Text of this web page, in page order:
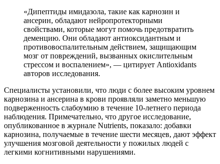
«Дипептиды имидазола, такие как карнозин и
ансерин, обладают нейропротекторными
свойствами, которые могут помочь предотвратить
деменцию. Они обладают антиоксидантным и
противовоспалительным действием, защищающим
мозг от повреждений, вызванных окислительным
стрессом и воспалением», — цитирует Antioxidants
авторов исследования.
Специалисты установили, что люди с более высоким уровнем
карнозина и ансерина в крови проявляли заметно меньшую
подверженность слабоумию в течение 10-летнего периода
наблюдения. Примечательно, что другое исследование,
опубликованное в журнале Nutrients, показало: добавки
карнозина, получаемые в течение шести месяцев, дают эффект
улучшения мозговой деятельности у пожилых людей с
легкими когнитивными нарушениями.